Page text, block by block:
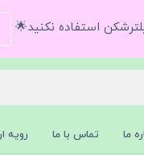
استفاده نکنید🌟
ما تماس با ما رویه